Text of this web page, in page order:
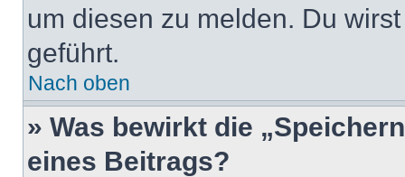
um diesen zu melden. Du
geführt.
Nach oben
» Was bewirkt die
eines Beitrags?